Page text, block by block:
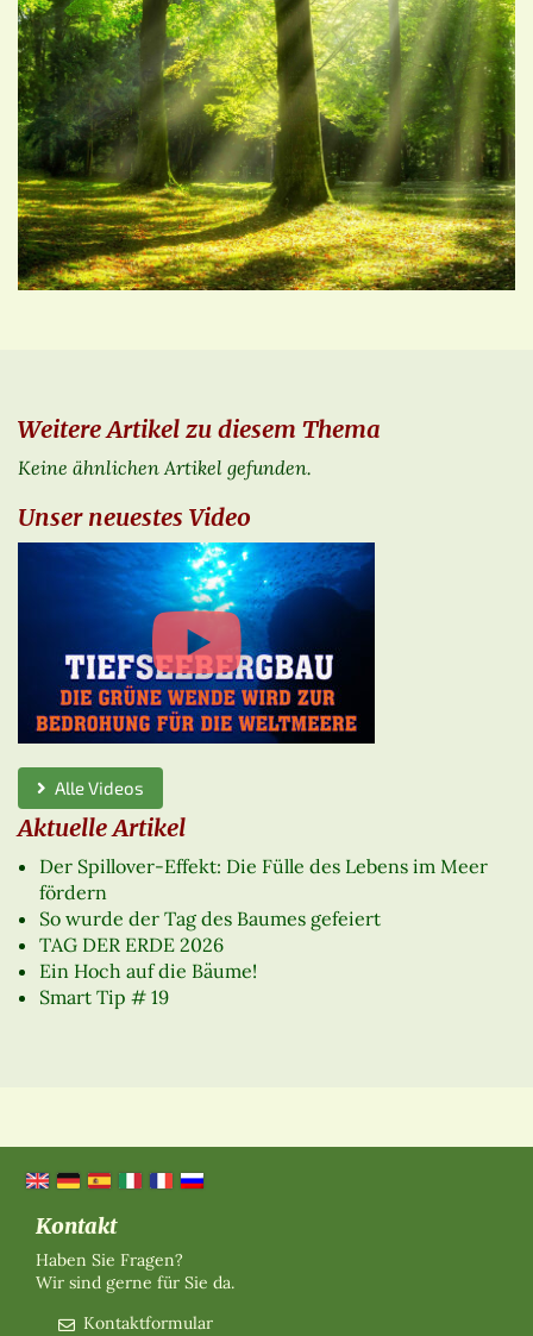
Weitere Artikel zu diesem Thema
Keine ähnlichen Artikel gefunden.
Unser neuestes Video
Alle Videos
Aktuelle Artikel
Der Spillover-Effekt: Die Fülle des Lebens im Meer
fördern
So wurde der Tag des Baumes gefeiert
TAG DER ERDE 2026
Ein Hoch auf die Bäume!
Smart Tip # 19
Kontakt
Haben Sie Fragen?
Wir sind gerne für Sie da.
Kontaktformular